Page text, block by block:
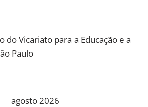
do Vicariato para a Educação e a
Paulo
agosto 2026